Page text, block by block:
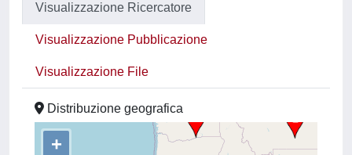
Visualizzazione Ricercatore
Visualizzazione Pubblicazione
Visualizzazione File
Distribuzione geografica
+